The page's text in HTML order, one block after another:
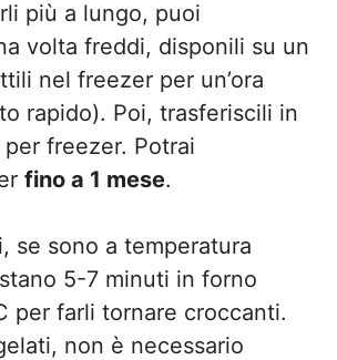
più a lungo, puoi
volta freddi, disponili su un
nel freezer per un’ora
rapido). Poi, trasferiscili in
freezer. Potrai
fino a 1 mese.
se sono a temperatura
5-7 minuti in forno
per farli tornare croccanti.
non è necessario